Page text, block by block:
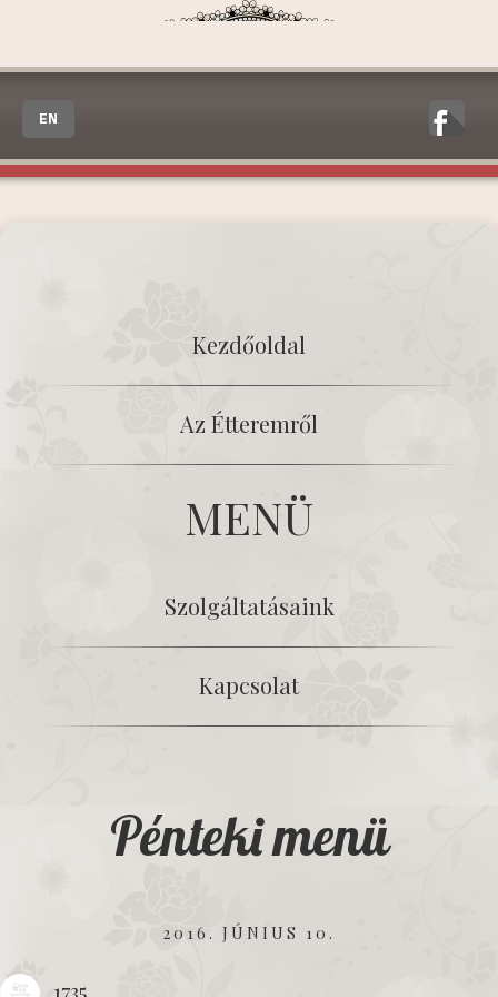
EN
Kezdőoldal
Az Étteremről
MENÜ
Szolgáltatásaink
Kapcsolat
Pénteki menü
2016. JÚNIUS 10.
1735